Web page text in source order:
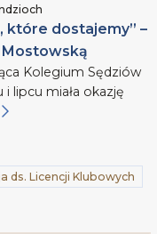
które dostajemy” –
Kolegium Sędziów
lipcu miała okazję
ds. Licencji Klubowych